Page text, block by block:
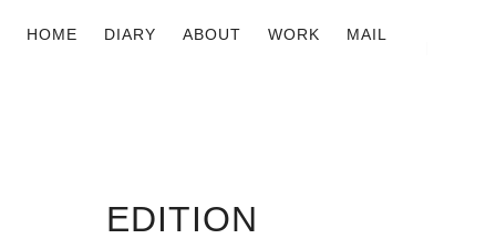
HOME DIARY ABOUT WORK MAIL
EDITION